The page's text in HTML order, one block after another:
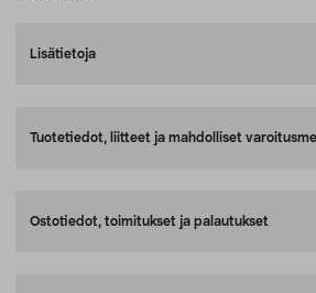
Lisätietoja
Tuotetiedot, liitteet ja mahdolliset
Ostotiedot, toimitukset ja palautukset